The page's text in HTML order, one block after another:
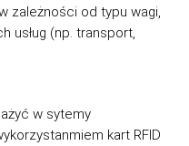
zależności od typu wagi,
usług (np. transport,
w sytemy
kart RFID